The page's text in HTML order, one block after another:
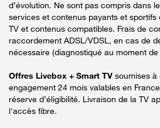
d’évolution. Ne sont pas compris dans
services et contenus payants et sportifs
TV et contenus compatibles. Frais de
raccordement ADSL/VDSL, en cas de
nécessaire (diagnostiqué au moment
Offres Livebox + Smart TV soumises à
engagement 24 mois valables en
réserve d’éligibilité. Livraison de la TV
l'accès fibre.